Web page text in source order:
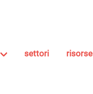
settori risorse